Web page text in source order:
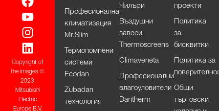
Copyright of
the images ©
2023
Mitsubishi
Electric
Europe B.V.
Професионална
климатизация
Mr.Slim
Термопомпени
системи
Ecodan
Zubadan
технология
Чилъри
Въздушни
завеси
Thermoscreens
Climaveneta
Професионални
влагоуловители
Dantherm
проекти
Политика
за
бисквитки
Политика за
Общи
търговски